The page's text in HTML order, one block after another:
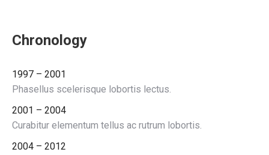
Chronology
1997 – 2001
Phasellus scelerisque lobortis lectus.
2001 – 2004
Curabitur elementum tellus ac rutrum lobortis.
2004 – 2012